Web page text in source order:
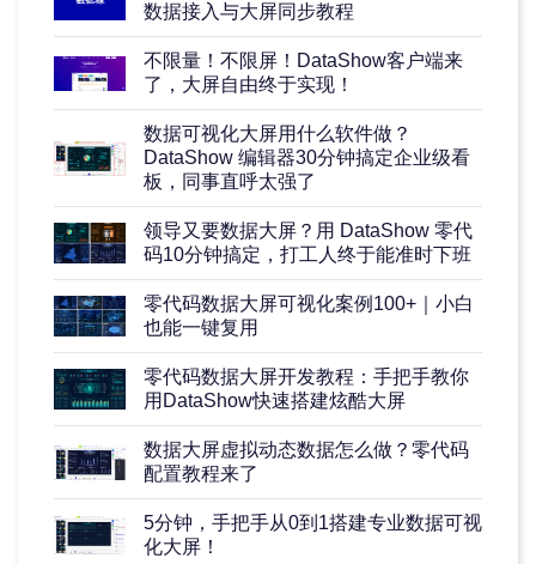
数据接入与大屏同步教程
不限量！不限屏！DataShow客户端来
了，大屏自由终于实现！
数据可视化大屏用什么软件做？
DataShow 编辑器30分钟搞定企业级看
板，同事直呼太强了
领导又要数据大屏？用 DataShow 零代
码10分钟搞定，打工人终于能准时下班
零代码数据大屏可视化案例100+｜小白
也能一键复用
零代码数据大屏开发教程：手把手教你
用DataShow快速搭建炫酷大屏
数据大屏虚拟动态数据怎么做？零代码
配置教程来了
5分钟，手把手从0到1搭建专业数据可视
化大屏！